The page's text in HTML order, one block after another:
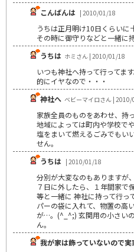
こんばんは | 2010/01/18
うちは正月明け10日くらいに
その時に御守りなどと一緒に
うちは ホミさん | 2010/01/18
いつも神社へ持って行ってま
的にイヤなので・・・
神社へ ベビーマイロさん |
家族全員のものをあわせ、持
地域によっては町内や学校で
塩をまいて燃えるごみでもい
せん。
うちは | 2010/01/18
分別が大変なのもありますが
７日に外したら、１年間家で
等と一緒に 神社に持って行っ
パーの袋に入れて、物置の高
が…。(^_^;) 玄関用の小さい
ん。
我が家は飾っていないので実